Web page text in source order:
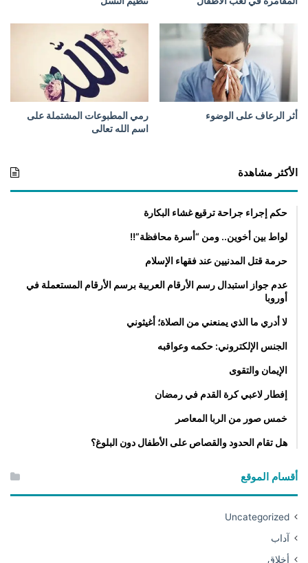
أثر الرعاف على الوضوء
رمي المطبوعات المشتملة على
اسم الله تعالى
الأكثر مشاهدة
حكم إجراء جراحة ترقيع غشاء البكارة
لواط بين أخوين.. ومن “أسرة محافظة”!!
حرمة قتل المدنيين عند فقهاء الإسلام
عدم جواز استبدال رسم الأرقام العربية برسم الأرقام المستعملة في
أوروبا
لا أدري ما الذي يمنعني من الصلاة؛ أغيثوني
الجنس الإلكتروني: حكمه وعواقبه
الإيمان والتقوى
إفطار لاعبي كرة القدم في رمضان
خمس صور من الربا المعاصر
هل تقام الحدود والقصاص على الأطفال دون البلوغ؟
أقسام الموقع
Uncategorized
آداب
أخلاق